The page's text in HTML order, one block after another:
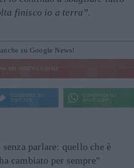
finisco io a terra”.
su Google News!
NEL NOSTRO CANALE
CONDIVIDI SU
TWITTER
CONDIVIDI SU
WHATSAPP
parlare: quello che è
cambiato per sempre"